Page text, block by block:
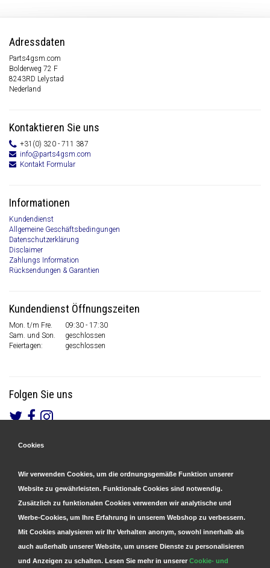
Adressdaten
Parts4gsm.com
Bolderweg 72 F
8243RD Lelystad
Nederland
Kontaktieren Sie uns
+31(0) 320 - 711 387
info@parts4gsm.com
Kontakt Formular
Informationen
Kundendienst
Allgemeine Geschäftsbedingungen
Datenschutzerklärung
Disclaimer
Zahlungs Information
Rücksendungen & Garantien
Kundendienst Öffnungszeiten
Mon. t/m Fre.
09:30 - 17:30
Sam. und Son.
geschlossen
Feiertagen:
geschlossen
Folgen Sie uns
Cookies
Wir verwenden Cookies, um die ordnungsgemäße Funktion unserer
Website zu gewährleisten. Funktionale Cookies sind notwendig.
Zusätzlich zu funktionalen Cookies verwenden wir analytische und
Werbe-Cookies, um Ihre Erfahrung in unserem Webshop zu verbessern.
Mit Cookies analysieren wir Ihr Verhalten anonym, sowohl innerhalb als
auch außerhalb unserer Website, um unsere Dienste zu personalisieren
und Anzeigen zu schalten. Lesen Sie mehr in unserer Cookie- und